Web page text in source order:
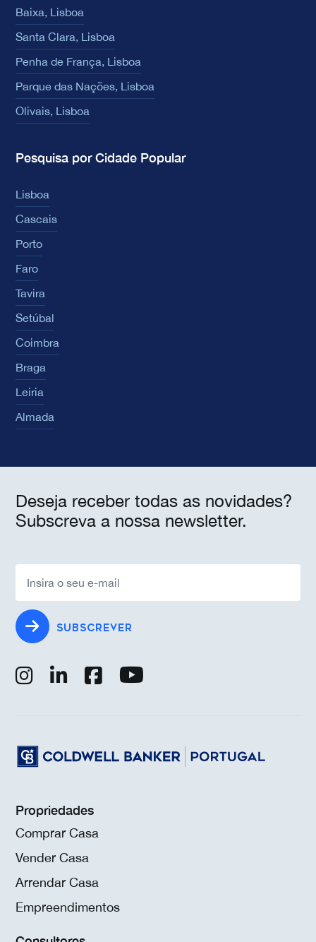
Baixa, Lisboa
Santa Clara, Lisboa
Penha de França, Lisboa
Parque das Nações, Lisboa
Olivais, Lisboa
Pesquisa por Cidade Popular
Lisboa
Cascais
Porto
Faro
Tavira
Setúbal
Coimbra
Braga
Leiria
Almada
Deseja receber todas as novidades?
Subscreva a nossa newsletter.
SUBSCREVER
Propriedades
Comprar Casa
Vender Casa
Arrendar Casa
Empreendimentos